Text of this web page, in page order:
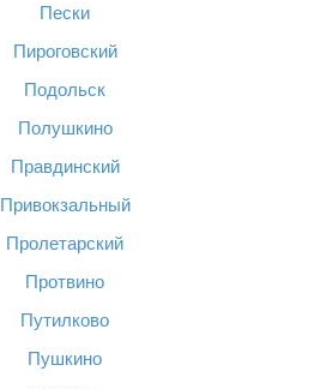
Пески
Пироговский
Подольск
Полушкино
Правдинский
Привокзальный
Пролетарский
Протвино
Путилково
Пушкино